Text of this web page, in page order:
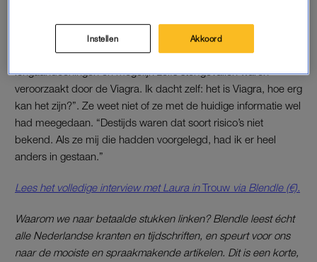
‘HOE ERG KAN HET ZIJN?’
“Ik was behoorlijk geschrokken toen ik hoorde dat er
longaandoeningen en mogelijk zelfs sterfgevallen waren
veroorzaakt door de Viagra. Ik dacht zelf: het is Viagra, hoe erg
kan het zijn?”. Ze weet niet of ze met de huidige informatie wel
had meegedaan. “Destijds waren dat soort risico’s niet
bekend. Als ze mij die hadden voorgelegd, had ik er heel
anders in gestaan.”
Lees het volledige interview met Laura inTrouw via Blendle (€).
Waarom we naar betaalde stukken linken? Blendle leest écht
alle Nederlandse kranten en tijdschriften, en speurt voor ons
naar de mooiste en spraakmakende artikelen. Dit is een korte,
Instellen Akkoord